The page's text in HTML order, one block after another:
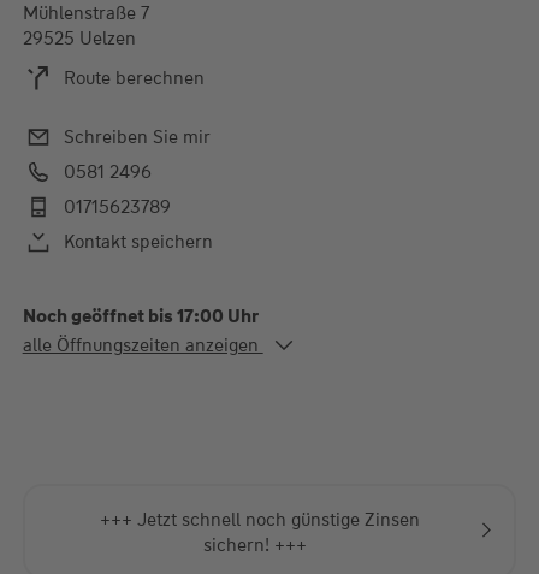
Mühlenstraße 7
29525 Uelzen
Route berechnen
Schreiben Sie mir
0581 2496
01715623789
Kontakt speichern
Noch geöffnet bis 17:00 Uhr
Alle Öffnungszeiten
alle Öffnungszeiten anzeigen
+++ Jetzt schnell noch günstige Zinsen
sichern! +++